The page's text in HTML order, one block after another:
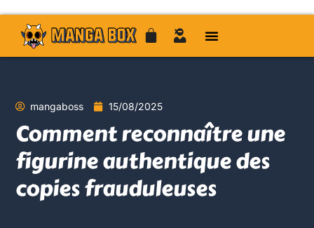
mangaboss 15/08/2025
Comment reconnaître une
figurine authentique des
copies frauduleuses